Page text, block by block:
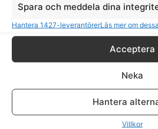
Spara och meddela dina
Hantera 1427-leverantörerLäs mer om
Acceptera
Neka
Hantera
Villkor
Ridskor / Jodphur i läder
HorseLife
1095,00kr